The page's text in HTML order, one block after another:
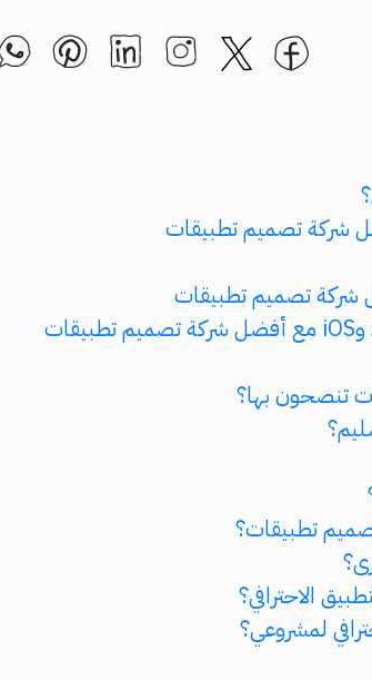
شركة تصميم تطبيقات
تصميم تطبيقات
تنصحون بها؟
تطبيقات؟
الاحترافي؟
لمشروعي؟